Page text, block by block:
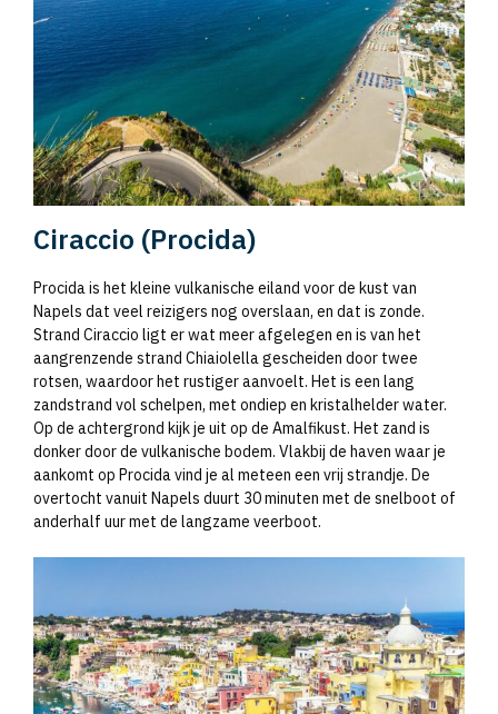
Ciraccio (Procida)
Procida is het kleine vulkanische eiland voor de kust van
Napels dat veel reizigers nog overslaan, en dat is zonde.
Strand Ciraccio ligt er wat meer afgelegen en is van het
aangrenzende strand Chiaiolella gescheiden door twee
rotsen, waardoor het rustiger aanvoelt. Het is een lang
zandstrand vol schelpen, met ondiep en kristalhelder water.
Op de achtergrond kijk je uit op de Amalfikust. Het zand is
donker door de vulkanische bodem. Vlakbij de haven waar je
aankomt op Procida vind je al meteen een vrij strandje. De
overtocht vanuit Napels duurt 30 minuten met de snelboot of
anderhalf uur met de langzame veerboot.